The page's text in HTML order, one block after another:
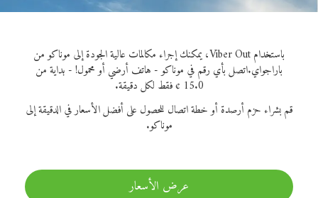
باستخدام Viber Out، يمكنك إجراء مكالمات عالية الجودة إلى موناكو من
باراجواي.اتصل بأي رقم في موناكو - هاتف أرضي أو محمول! - بداية من
15.0 ¢ فقط لكل دقيقة.
قم بشراء حزم أرصدة أو خطة اتصال للحصول على أفضل الأسعار في الدقيقة إلى
موناكو.
عرض الأسعار